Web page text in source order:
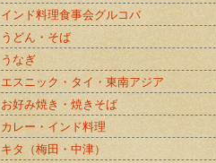
インド料理食事会グルコバ
うどん・そば
うなぎ
エスニック・タイ・東南アジア
お好み焼き・焼きそば
カレー・インド料理
キタ（梅田・中津）